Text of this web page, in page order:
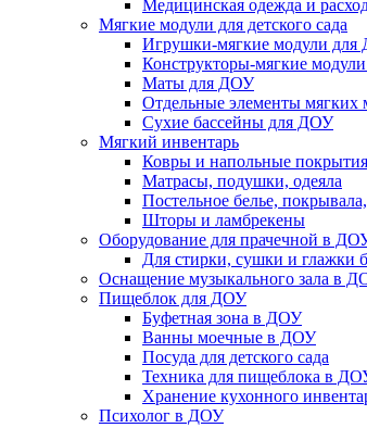
Медицинская одежда и
Мягкие модули для детского сада
Игрушки-мягкие модули
Конструкторы-мягкие
Маты для ДОУ
Отдельные элементы мягких
Сухие бассейны для ДОУ
Мягкий инвентарь
Ковры и напольные покрытия
Матрасы, подушки, одеяла
Постельное белье,
Шторы и ламбрекены
Оборудование для прачечной в
Для стирки, сушки и глажки
Оснащение музыкального зала в
Пищеблок для ДОУ
Буфетная зона в ДОУ
Ванны моечные в ДОУ
Посуда для детского сада
Техника для пищеблока в
Хранение кухонного
Психолог в ДОУ